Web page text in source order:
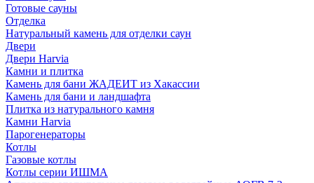
Готовые сауны
Отделка
Натуральный камень для отделки саун
Двери
Двери Harvia
Камни и плитка
Камень для бани ЖАДЕИТ из Хакассии
Камень для бани и ландшафта
Плитка из натурального камня
Камни Harvia
Парогенераторы
Котлы
Газовые котлы
Котлы серии ИШМА